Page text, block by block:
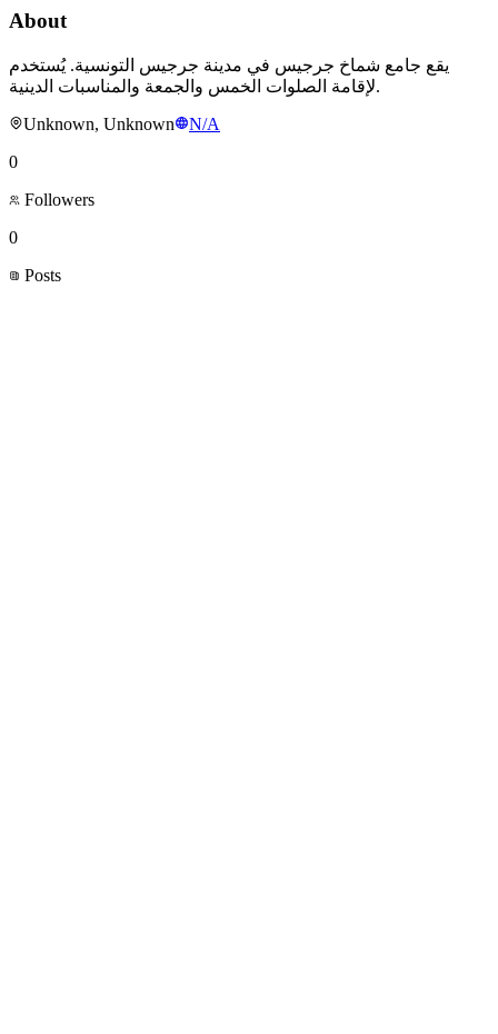
About
يقع جامع شماخ جرجيس في مدينة جرجيس التونسية. يُستخدم
لإقامة الصلوات الخمس والجمعة والمناسبات الدينية.
Unknown, Unknown
N/A
0
Followers
0
Posts